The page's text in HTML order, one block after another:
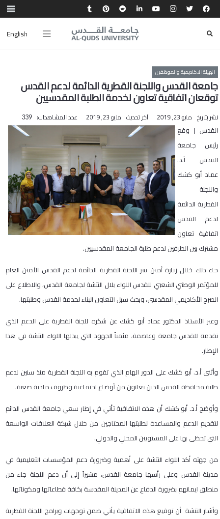
English
الهيئة الاكاديمية والموظفين
جامعة القدس واللجنة القطرية الدائمة لدعم القدس
توقعان اتفاقية تعاون لخدمة الطلبة المقدسيين
نشر بتاريخ مايو 23, 2019 آخر تحديث مايو 23, 2019 عدد المشاهدات: 339
القدس | وقع
رئيس جامعة
القدس أ.د.
عماد أبو كشك
واللجنة
القطرية الدائمة
لدعم القدس
اتفاقية تعاون
مشترك بين الطرفين لدعم طلبة الجامعة المقدسيين.
جاء ذلك خلال زيارة أمين سر اللجنة القطرية الدائمة لدعم القدس الأمين العام
للمؤتمر الوطني الشعبي للقدس اللواء بلال النتشة لجامعة القدس، والاطلاع على
الصرح الأكاديمي المقدسي، وبحث سبل التعاون البناء لخدمة القدس وطلبتها.
وعبر الأستاذ الدكتور عماد أبو كشك عن شكره للجنة القطرية على الدعم الذي
تقدمه للقدس جامعة وعاصمة، مثمناً الجهود التي يبذلها اللواء النتشة في هذا
الإطار.
وأثنى أ.د. أبو كشك على الدور الهام الذي تقوم به اللجنة القطرية منذ سنين لدعم
طلبة محافظة القدس الذين يعانون من أوضاع اجتماعية وظروف مادية صعبة.
وأوضح أ.د. أبو كشك أن هذه الاتفاقية تأتي في إطار سعي جامعة القدس الدائم
لتقديم الدعم والمساعدة لطلبتها المحتاجين من خلال شبكة العلاقات الواسعة
التي تحظى بها على المستويين المحلي والدولي.
من جهته أكد اللواء النتشة على أهمية وضرورة دعم المؤسسات التعليمية في
مدينة القدس وعلى رأسها جامعة القدس، مشيراً إلى أن دعم اللجنة جاء من
منطلق ايمانهم بضرورة الدفاع عن المدينة المقدسة بكافة قطاعاتها ومكوناتها.
وأشار النتشة أن توقيع هذه الاتفاقية يأتي ضمن توجهات وبرامج اللجنة القطرية